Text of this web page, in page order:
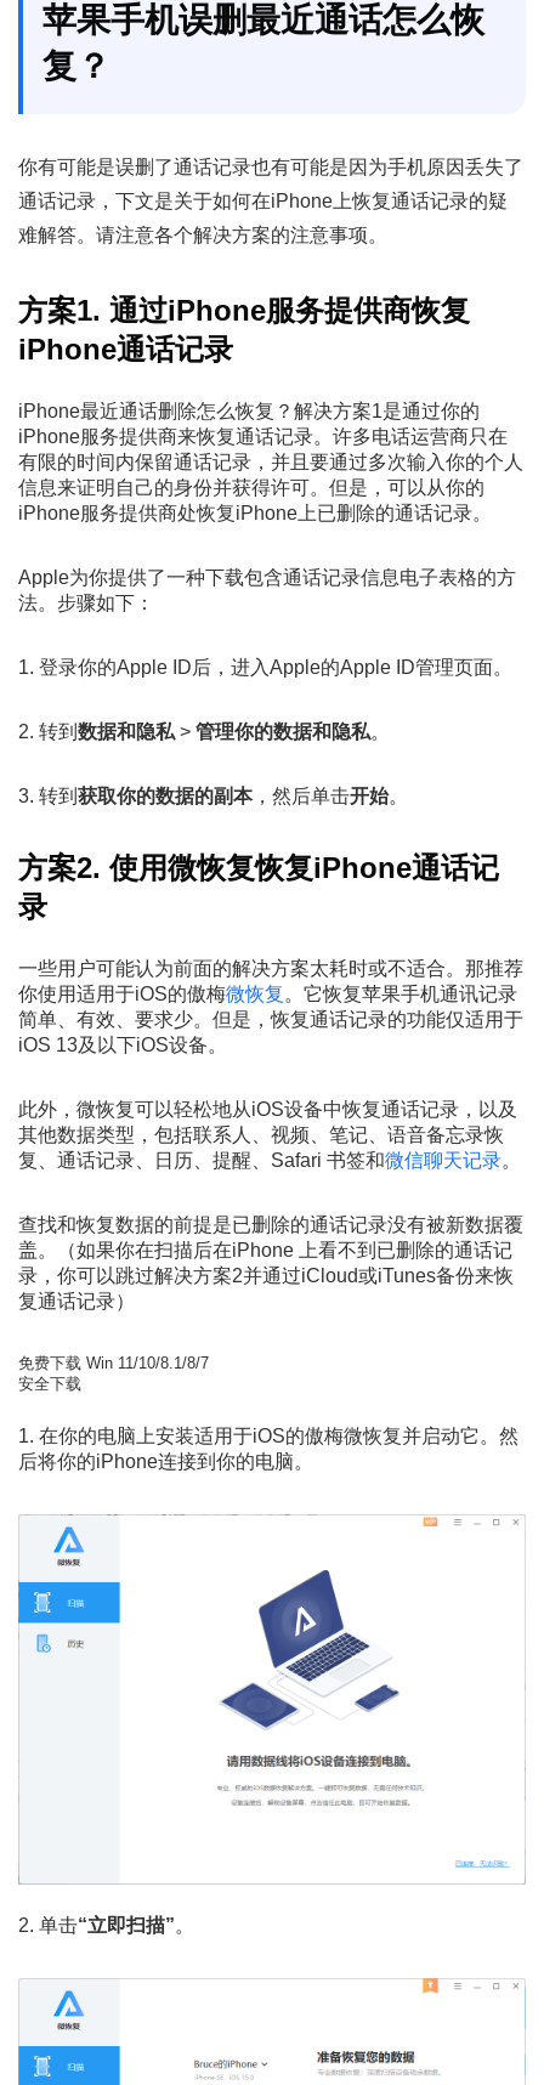
苹果手机误删最近通话怎么恢
复？
你有可能是误删了通话记录也有可能是因为手机原因丢失了
通话记录，下文是关于如何在iPhone上恢复通话记录的疑
难解答。请注意各个解决方案的注意事项。
方案1. 通过iPhone服务提供商恢复
iPhone通话记录
iPhone最近通话删除怎么恢复？解决方案1是通过你的
iPhone服务提供商来恢复通话记录。许多电话运营商只在
有限的时间内保留通话记录，并且要通过多次输入你的个人
信息来证明自己的身份并获得许可。但是，可以从你的
iPhone服务提供商处恢复iPhone上已删除的通话记录。
Apple为你提供了一种下载包含通话记录信息电子表格的方
法。步骤如下：
1. 登录你的Apple ID后，进入Apple的Apple ID管理页面。
2. 转到 数据和隐私 > 管理你的数据和隐私。
3. 转到 获取你的数据的副本，然后单击开始。
方案2. 使用微恢复恢复iPhone通话记
录
一些用户可能认为前面的解决方案太耗时或不适合。那推荐
你使用适用于iOS的傲梅微恢复 。它恢复苹果手机通讯记录
简单、有效、要求少。但是，恢复通话记录的功能仅适用于
iOS 13及以下iOS设备。
此外，微恢复可以轻松地从iOS设备中恢复通话记录，以及
其他数据类型，包括联系人、视频、笔记、语音备忘录恢
复、通话记录、日历、提醒、Safari 书签和微信聊天记录。
查找和恢复数据的前提是已删除的通话记录没有被新数据覆
盖。（如果你在扫描后在iPhone 上看不到已删除的通话记
录，你可以跳过解决方案2并通过iCloud或iTunes备份来恢
复通话记录）
免费下载 Win 11/10/8.1/8/7
安全下载
1. 在你的电脑上安装适用于iOS的傲梅微恢复并启动它。然
后将你的iPhone连接到你的电脑。
2. 单击“立即扫描”。